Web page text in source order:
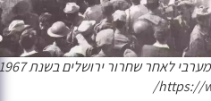
לאחר שחרור ירושלים בשנת 1967